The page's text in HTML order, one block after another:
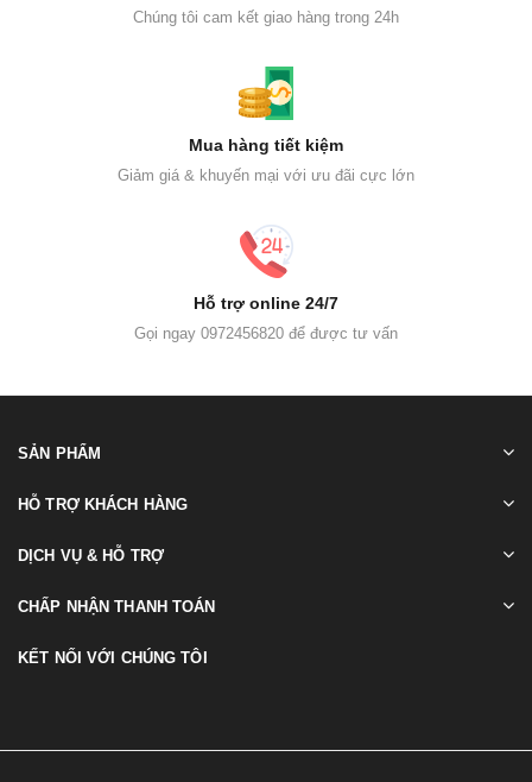
Chúng tôi cam kết giao hàng trong 24h
Mua hàng tiết kiệm
Giảm giá & khuyến mại với ưu đãi cực lớn
Hỗ trợ online 24/7
Gọi ngay 0972456820 để được tư vấn
SẢN PHẨM
HỖ TRỢ KHÁCH HÀNG
DỊCH VỤ & HỖ TRỢ
CHẤP NHẬN THANH TOÁN
KẾT NỐI VỚI CHÚNG TÔI